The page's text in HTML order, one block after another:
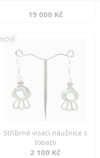
19 000 Kč
NOVÉ
Stříbrné visací náušnice s
topazy
2 100 Kč